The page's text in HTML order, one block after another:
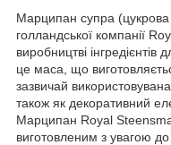
Марципан супра (цукрова
голландської компанії
виробництві
це маса, що
зазвичай
також як декоративний
Марципан Royal Steensma
виготовленим з увагою